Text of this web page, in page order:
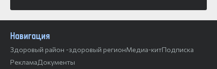
Навигация
Здоровый район -здоровый регионМедиа-китПодписка
РекламаДокументы